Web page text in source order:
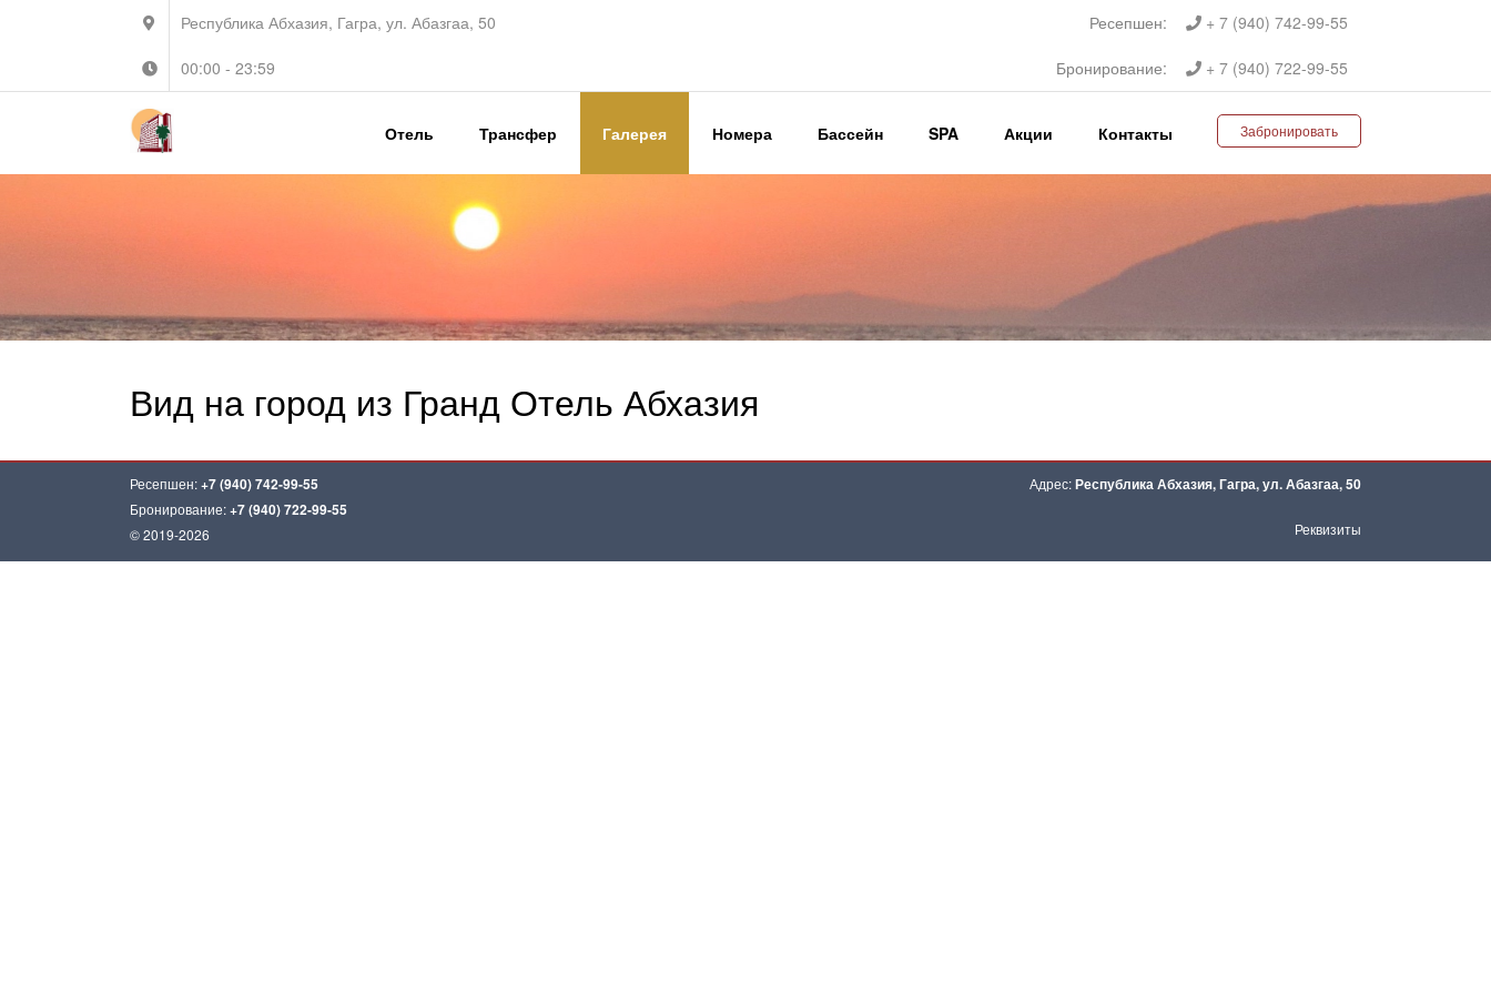
Республика Абхазия, Гагра, ул. Абазгаа, 50 Ресепшен: + 7 (940) 742-99-55
00:00 - 23:59 Бронирование: + 7 (940) 722-99-55
Забронировать
Отель Трансфер Галерея Номера Бассейн SPA Акции Контакты
Вид на город из Гранд Отель Абхазия
Адрес:Республика Абхазия, Гагра, ул. Абазгаа, 50
Реквизиты
Ресепшен:+7 (940) 742-99-55
Бронирование:+7 (940) 722-99-55
© 2019-2026